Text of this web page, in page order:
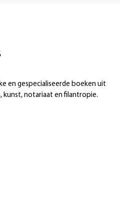
en gespecialiseerde boeken uit
kunst, notariaat en filantropie.